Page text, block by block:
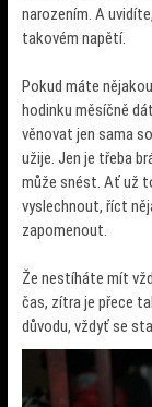
narozením. A
takovém napětí.
Pokud máte
hodinku měsíčně
věnovat jen sama
užije. Jen je třeba
může snést. Ať už
vyslechnout, říct
zapomenout.
Že nestíháte mít
čas, zítra je přece
důvodu, vždyť se